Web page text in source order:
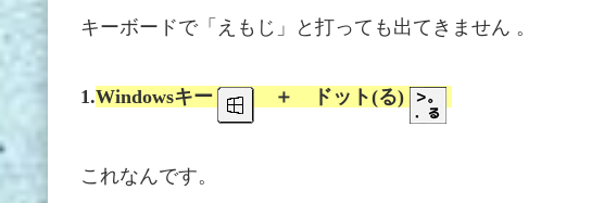
キーボードで「えもじ」と打っても出てきません 。
1.Windowsキー ＋ ドット(る)
これなんです。